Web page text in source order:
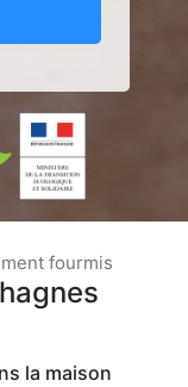
fourmis
la maison